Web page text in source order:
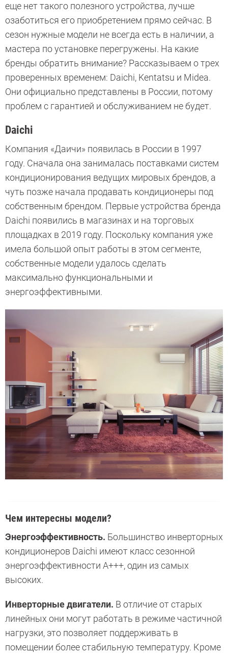
еще нет такого полезного устройства, лучше
озаботиться его приобретением прямо сейчас. В
сезон нужные модели не всегда есть в наличии, а
мастера по установке перегружены. На какие
бренды обратить внимание? Рассказываем о трех
проверенных временем: Daichi, Kentatsu и Midea.
Они официально представлены в России, потому
проблем с гарантией и обслуживанием не будет.
Daichi
Компания «Даичи» появилась в России в 1997
году. Сначала она занималась поставками систем
кондиционирования ведущих мировых брендов, а
чуть позже начала продавать кондиционеры под
собственным брендом. Первые устройства бренда
Daichi появились в магазинах и на торговых
площадках в 2019 году. Поскольку компания уже
имела большой опыт работы в этом сегменте,
собственные модели удалось сделать
максимально функциональными и
энергоэффективными.
Чем интересны модели?
Энергоэффективность. Большинство инверторных
кондиционеров Daichi имеют класс сезонной
энергоэффективности А+++, один из самых
высоких.
Инверторные двигатели. В отличие от старых
линейных они могут работать в режиме частичной
нагрузки, это позволяет поддерживать в
помещении более стабильную температуру. Кроме